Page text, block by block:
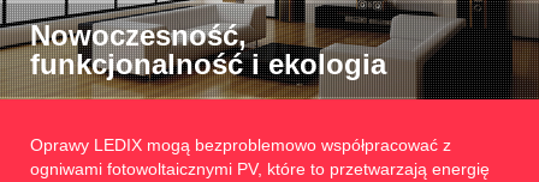
Nowoczesność,
funkcjonalność i ekologia
Oprawy LEDIX mogą bezproblemowo współpracować z
ogniwami fotowoltaicznymi PV, które to przetwarzają energię